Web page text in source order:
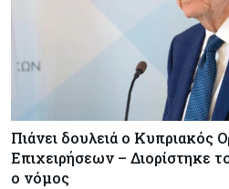
Πιάνει δουλειά ο Κυπριακός
Επιχειρήσεων – Διορίστηκε
ο νόμος